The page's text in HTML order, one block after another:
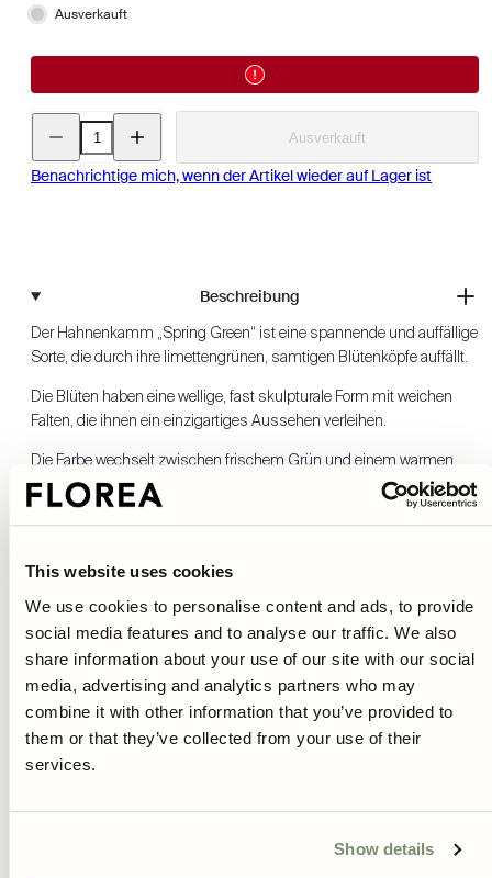
This website uses cookies
We use cookies to personalise content and ads, to provide
social media features and to analyse our traffic. We also
share information about your use of our site with our social
media, advertising and analytics partners who may
combine it with other information that you’ve provided to
them or that they’ve collected from your use of their
services.
Show details
Ausverkauft
Menge
für
Hahnenkamm
-
für
Hahnenkamm
-
Ausverkauft
Benachrichtige mich, wenn der Artikel wieder auf Lager ist
Beschreibung
Der Hahnenkamm „Spring Green“ ist eine spannende und auffällige
Sorte, die durch ihre limettengrünen, samtigen Blütenköpfe auffällt.
Die Blüten haben eine wellige, fast skulpturale Form mit weichen
Falten, die ihnen ein einzigartiges Aussehen verleihen.
Die Farbe wechselt zwischen frischem Grün und einem warmen
Gelbgrün, das das Licht auf schöne Weise einfängt."Spring Green"
eignet sich dank ihrer starken Stiele und ihrer langen Haltbarkeit in
der Vase hervorragend als Füllblume für Sträuße.
Pflege- und Anbauanleitung
Lieferung
Klimafreundlicher Versand